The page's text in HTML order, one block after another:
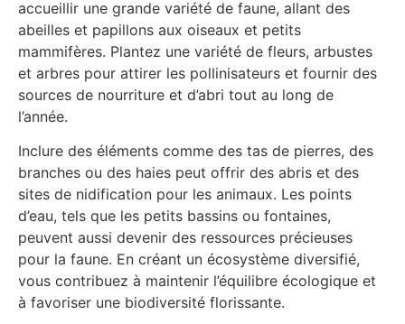
accueillir une grande variété de faune, allant des
abeilles et papillons aux oiseaux et petits
mammifères. Plantez une variété de fleurs, arbustes
et arbres pour attirer les pollinisateurs et fournir des
sources de nourriture et d’abri tout au long de
l’année.
Inclure des éléments comme des tas de pierres, des
branches ou des haies peut offrir des abris et des
sites de nidification pour les animaux. Les points
d’eau, tels que les petits bassins ou fontaines,
peuvent aussi devenir des ressources précieuses
pour la faune. En créant un écosystème diversifié,
vous contribuez à maintenir l’équilibre écologique et
à favoriser une biodiversité florissante.